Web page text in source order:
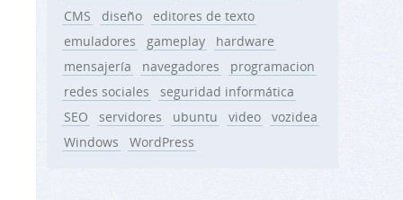
CMS
diseño
editores de texto
emuladores
gameplay
hardware
mensajería
navegadores
programacion
redes sociales
seguridad informática
SEO
servidores ubuntu video
vozidea
Windows
WordPress